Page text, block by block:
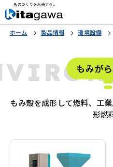
ものづくりを未来する。
ホーム 製品情報 環境設備
もみが
もみ殻を成形して燃料、工
形燃